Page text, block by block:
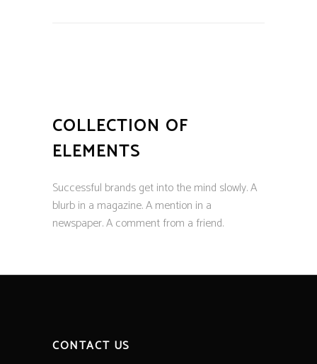
COLLECTION OF
ELEMENTS
Successful brands get into the mind slowly. A
blurb in a magazine. A mention in a
newspaper. A comment from a friend.
CONTACT US